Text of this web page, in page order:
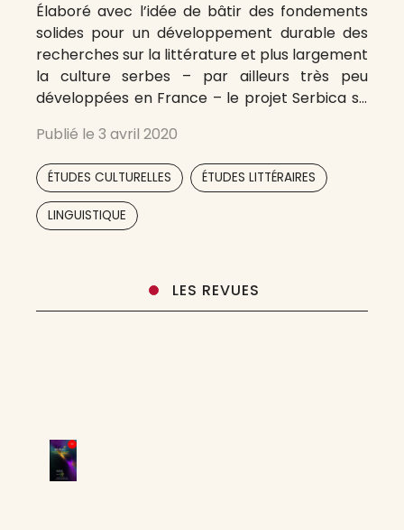
Élaboré avec l’idée de bâtir des fondements
solides pour un développement durable des
recherches sur la littérature et plus largement
la culture serbes – par ailleurs très peu
développées en France – le projet Serbica se
innovatrice et originale : il fonctionnera à la
fois comme une base de données et comme
une
Publié le 3 avril 2020
ÉTUDES CULTURELLES ÉTUDES LITTÉRAIRES
LINGUISTIQUE
LES REVUES